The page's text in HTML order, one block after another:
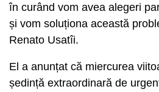
în curând vom avea alegeri
și vom soluționa această
Renato Usatîi.
El a anunțat că miercurea
ședință extraordinară de